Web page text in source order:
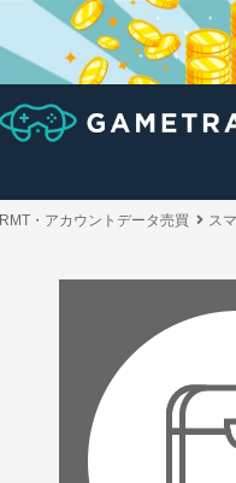
RMT・アカウントデータ売買 ス